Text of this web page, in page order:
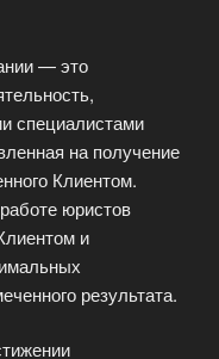
— это
специалистами
на получение
Клиентом.
юристов
и
результата.